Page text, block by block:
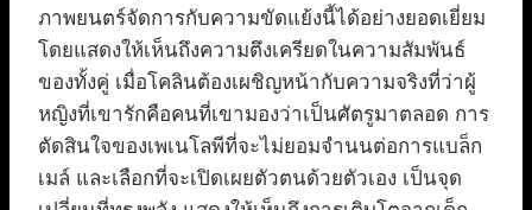
ภาพยนตร์จัดการกับความขัดแย้งนี้ได้อย่างยอดเยี่ยม
โดยแสดงให้เห็นถึงความตึงเครียดในความสัมพันธ์
ของทั้งคู่ เมื่อโคลินต้องเผชิญหน้ากับความจริงที่ว่าผู้
หญิงที่เขารักคือคนที่เขามองว่าเป็นศัตรูมาตลอด การ
ตัดสินใจของเพเนโลพีที่จะไม่ยอมจำนนต่อการแบล็ก
เมล์ และเลือกที่จะเปิดเผยตัวตนด้วยตัวเอง เป็นจุด